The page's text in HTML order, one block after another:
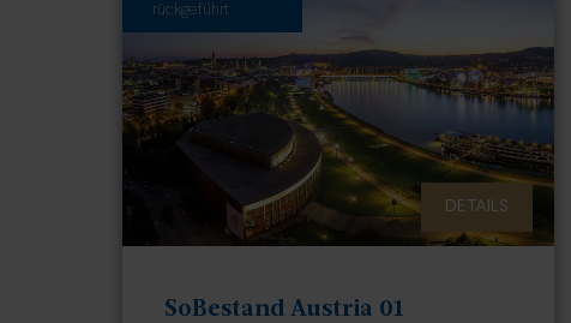
rückgeführt
DETAILS
SoBestand Austria 01